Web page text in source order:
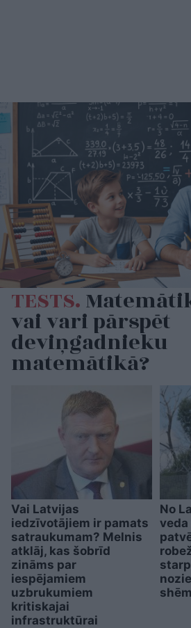
TESTS.
vai vari pārspēt
deviņgadnieku
matemātikā?
Vai Latvijas
iedzīvotājiem ir pamats
satraukumam? Melnis
atklāj, kas šobrīd
zināms par
iespējamiem
uzbrukumiem
kritiskajai
infrastruktūrai
No